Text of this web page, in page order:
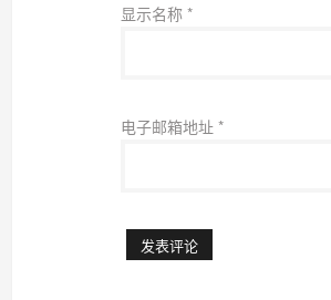
显示名称 *
电子邮箱地址 *